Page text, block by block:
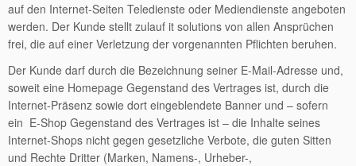
auf den Internet-Seiten Teledienste oder Mediendienste angeboten
werden. Der Kunde stellt zulauf it solutions von allen Ansprüchen
frei, die auf einer Verletzung der vorgenannten Pflichten beruhen.
Der Kunde darf durch die Bezeichnung seiner E-Mail-Adresse und,
soweit eine Homepage Gegenstand des Vertrages ist, durch die
Internet-Präsenz sowie dort eingeblendete Banner und – sofern
ein E-Shop Gegenstand des Vertrages ist – die Inhalte seines
Internet-Shops nicht gegen gesetzliche Verbote, die guten Sitten
und Rechte Dritter (Marken, Namens-, Urheber-,